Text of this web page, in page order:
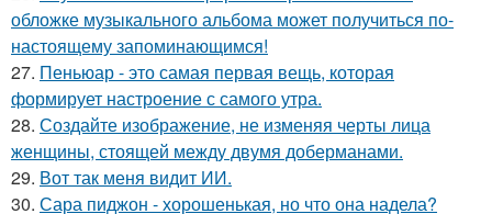
обложке музыкального альбома может получиться по-
настоящему запоминающимся!
27. Пеньюар - это самая первая вещь, которая
формирует настроение с самого утра.
28. Создайте изображение, не изменяя черты лица
женщины, стоящей между двумя доберманами.
29. Вот так меня видит ИИ.
30. Сара пиджон - хорошенькая, но что она надела?